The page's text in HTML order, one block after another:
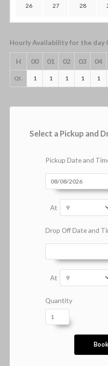
26 27 28
Hourly Availability for the day
H 00 01 02 03 04
Qt. 1 1 1 1 1
Select a Pickup and
Pickup Date and
At
Drop Off Date and
At
Quantity